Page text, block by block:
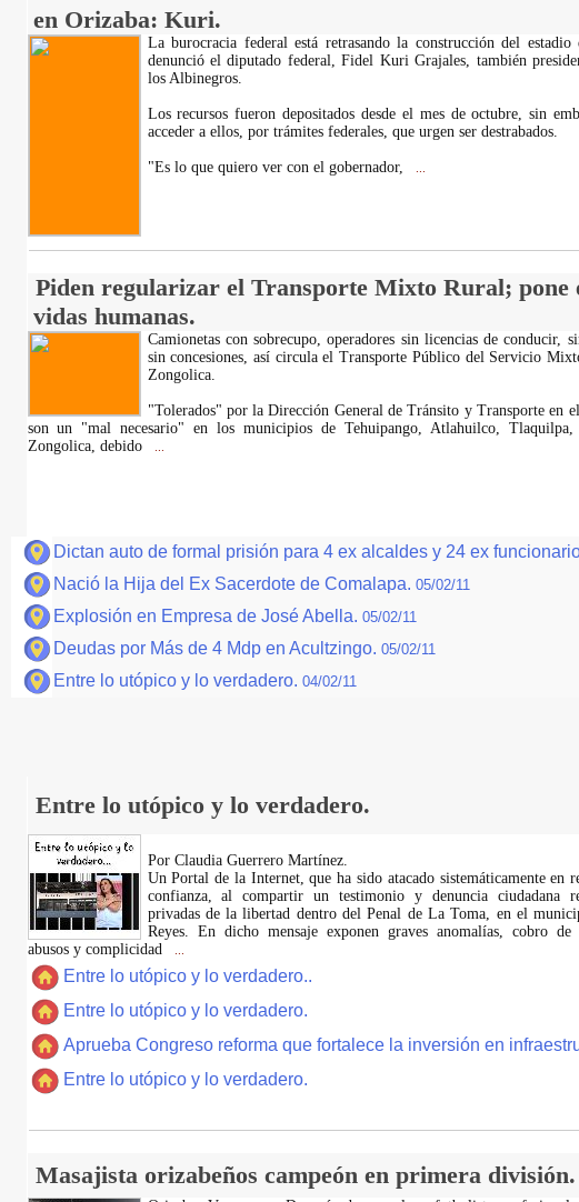
en Orizaba: Kuri.
La burocracia federal está retrasando la construcción del
denunció el diputado federal, Fidel Kuri Grajales, también
los Albinegros.
Los recursos fueron depositados desde el mes de octubre, sin
acceder a ellos, por trámites federales, que urgen ser destrabados.
"Es lo que quiero ver con el gobernador,
Piden regularizar el Transporte Mixto Rural; pone
vidas humanas.
Camionetas con sobrecupo, operadores sin licencias de conducir,
sin concesiones, así circula el Transporte Público del Servicio
Zongolica.
"Tolerados" por la Dirección General de Tránsito y Transporte en el
son un "mal necesario" en los municipios de Tehuipango, Atlahuilco,
Zongolica, debido
Dictan auto de formal prisión para 4 ex alcaldes y 24 ex
Nació la Hija del Ex Sacerdote de Comalapa. 05/02/11
Explosión en Empresa de José Abella. 05/02/11
Deudas por Más de 4 Mdp en Acultzingo. 05/02/11
Entre lo utópico y lo verdadero. 04/02/11
Entre lo utópico y lo verdadero.
Por Claudia Guerrero Martínez.
​Un Portal de la Internet, que ha sido atacado sistemáticamente en
confianza, al compartir un testimonio y denuncia ciudadana
privadas de la libertad dentro del Penal de La Toma, en el
Reyes. En dicho mensaje exponen graves anomalías, cobro de
abusos y complicidad
Entre lo utópico y lo verdadero..
Entre lo utópico y lo verdadero.
Aprueba Congreso reforma que fortalece la inversión en
Entre lo utópico y lo verdadero.
Masajista orizabeños campeón en primera división.